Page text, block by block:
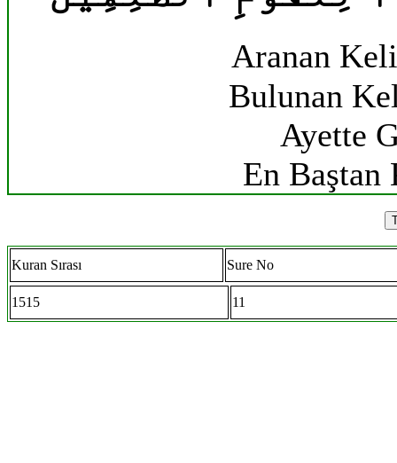
Aranan
Bulunan
Ayette
En Baştan
Kuran Sırası Sure No
1515 11